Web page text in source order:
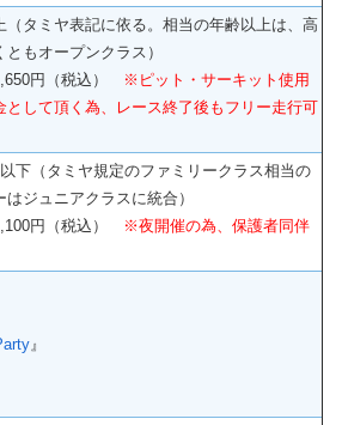
（タミヤ表記に依る。相当の年齢以上は、高
もオープンクラス）
円（税込）
※ピット・サーキット使用
として頂く為、レース終了後もフリー走行可
下（タミヤ規定のファミリークラス相当の
はジュニアクラスに統合）
円（税込）
※夜開催の為、 保護者同伴
』